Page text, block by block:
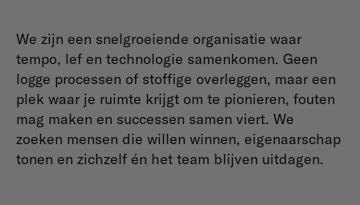
We zijn een snelgroeiende organisatie waar
tempo, lef en technologie samenkomen. Geen
logge processen of stoffige overleggen, maar een
plek waar je ruimte krijgt om te pionieren, fouten
mag maken en successen samen viert. We
zoeken mensen die willen winnen, eigenaarschap
tonen en zichzelf én het team blijven uitdagen.